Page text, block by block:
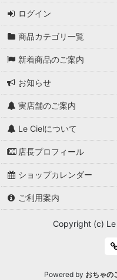
ログイン
商品カテゴリ一覧
新着商品のご案内
お知らせ
実店舗のご案内
Le Cielについて
店長プロフィール
ショップカレンダー
ご利用案内
Copyright (c) Le
Powered by おちゃの